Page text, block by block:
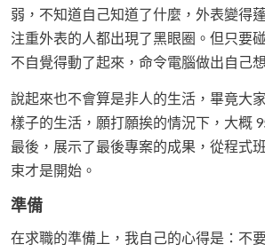
弱，不知道自己知道了什麼，外表變得
注重外表的人都出現了黑眼圈。但只要
不自覺得動了起來，命令電腦做出自己
說起來也不會算是非人的生活，畢竟大
樣子的生活，願打願挨的情況下，大概
最後，展示了最後專案的成果，從程式
束才是開始。
準備
在求職的準備上，我自己的心得是：不